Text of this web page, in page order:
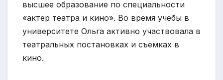
высшее образование по специальности
«актер театра и кино». Во время учебы в
университете Ольга активно участвовала в
театральных постановках и съемках в
кино.